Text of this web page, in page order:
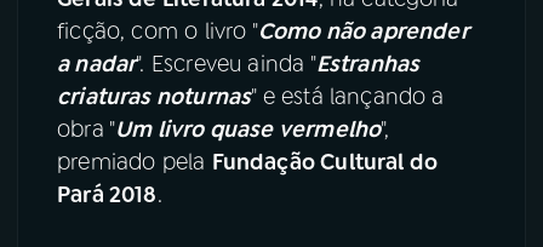
ficção, com o livro "Como não aprender
a nadar". Escreveu ainda "Estranhas
criaturas noturnas" e está lançando a
obra "Um livro quase vermelho",
premiado pela Fundação Cultural do
Pará 2018.